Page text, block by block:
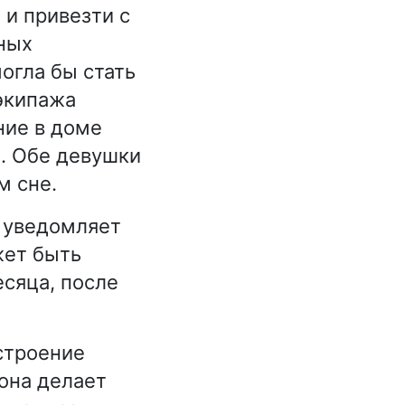
привезти с
бы стать
в доме
Обе девушки
сне.
быть
после
делает